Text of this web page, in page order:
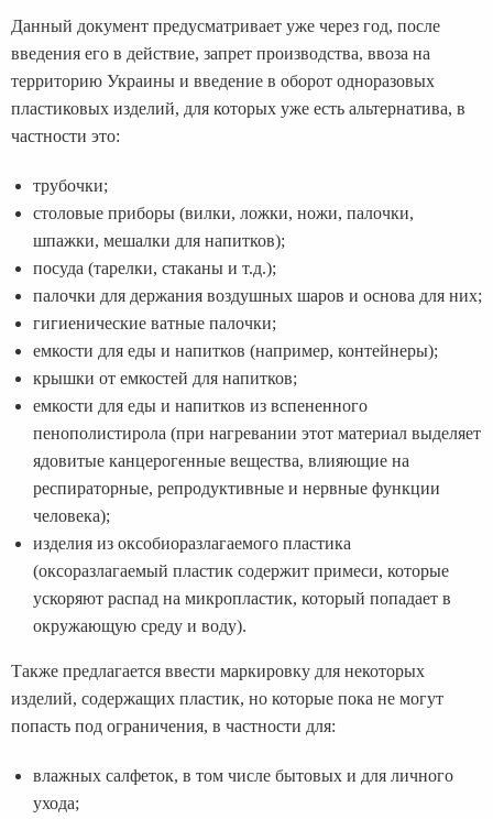
Данный документ предусматривает уже через год, после
введения его в действие, запрет производства, ввоза на
территорию Украины и введение в оборот одноразовых
пластиковых изделий, для которых уже есть альтернатива, в
частности это:
трубочки;
столовые приборы (вилки, ложки, ножи, палочки,
шпажки, мешалки для напитков);
посуда (тарелки, стаканы и т.д.);
палочки для держания воздушных шаров и основа для них;
гигиенические ватные палочки;
емкости для еды и напитков (например, контейнеры);
крышки от емкостей для напитков;
емкости для еды и напитков из вспененного
пенополистирола (при нагревании этот материал выделяет
ядовитые канцерогенные вещества, влияющие на
респираторные, репродуктивные и нервные функции
человека);
изделия из оксобиоразлагаемого пластика
(оксоразлагаемый пластик содержит примеси, которые
ускоряют распад на микропластик, который попадает в
окружающую среду и воду).
Также предлагается ввести маркировку для некоторых
изделий, содержащих пластик, но которые пока не могут
попасть под ограничения, в частности для:
влажных салфеток, в том числе бытовых и для личного
ухода;